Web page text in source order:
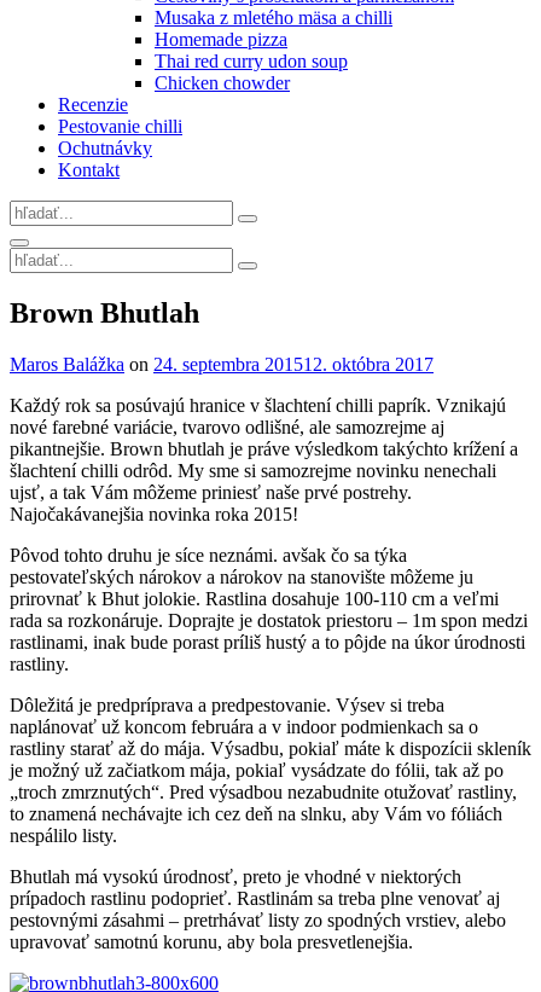
Musaka z mletého mäsa a chilli
Homemade pizza
Thai red curry udon soup
Chicken chowder
Recenzie
Pestovanie chilli
Ochutnávky
Kontakt
Search
for:
Search
Search
for:
Site
Overlay
Brown Bhutlah
By
Maros Balážka on 24. septembra 201512. októbra 2017
Každý rok sa posúvajú hranice v šlachtení chilli paprík. Vznikajú
nové farebné variácie, tvarovo odlišné, ale samozrejme aj
pikantnejšie. Brown bhutlah je práve výsledkom takýchto krížení a
šlachtení chilli odrôd. My sme si samozrejme novinku nenechali
ujsť, a tak Vám môžeme priniesť naše prvé postrehy.
Najočakávanejšia novinka roka 2015!
Pôvod tohto druhu je síce neznámi. avšak čo sa týka
pestovateľských nárokov a nárokov na stanovište môžeme ju
prirovnať k Bhut jolokie. Rastlina dosahuje 100-110 cm a veľmi
rada sa rozkonáruje. Doprajte je dostatok priestoru – 1m spon medzi
rastlinami, inak bude porast príliš hustý a to pôjde na úkor úrodnosti
rastliny.
Dôležitá je predpríprava a predpestovanie. Výsev si treba
naplánovať už koncom februára a v indoor podmienkach sa o
rastliny starať až do mája. Výsadbu, pokiaľ máte k dispozícii skleník
je možný už začiatkom mája, pokiaľ vysádzate do fólii, tak až po
„troch zmrznutých“. Pred výsadbou nezabudnite otužovať rastliny,
to znamená nechávajte ich cez deň na slnku, aby Vám vo fóliách
nespálilo listy.
Bhutlah má vysokú úrodnosť, preto je vhodné v niektorých
prípadoch rastlinu podoprieť. Rastlinám sa treba plne venovať aj
pestovnými zásahmi – pretrhávať listy zo spodných vrstiev, alebo
upravovať samotnú korunu, aby bola presvetlenejšia.